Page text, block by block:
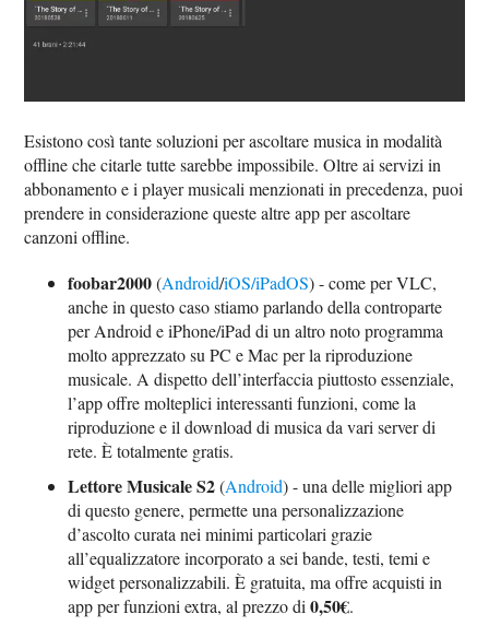
Esistono così tante soluzioni per ascoltare musica in modalità
offline che citarle tutte sarebbe impossibile. Oltre ai servizi in
abbonamento e i player musicali menzionati in precedenza, puoi
prendere in considerazione queste altre app per ascoltare
canzoni offline.
foobar2000(Android/iOS/iPadOS) - come per VLC,
anche in questo caso stiamo parlando della controparte
per Android e iPhone/iPad di un altro noto programma
molto apprezzato su PC e Mac per la riproduzione
musicale. A dispetto dell’interfaccia piuttosto essenziale,
l’app offre molteplici interessanti funzioni, come la
riproduzione e il download di musica da vari server di
rete. È totalmente gratis.
Lettore Musicale S2(Android) - una delle migliori app
di questo genere, permette una personalizzazione
d’ascolto curata nei minimi particolari grazie
all’equalizzatore incorporato a sei bande, testi, temi e
widget personalizzabili. È gratuita, ma offre acquisti in
app per funzioni extra, al prezzo di0,50€.